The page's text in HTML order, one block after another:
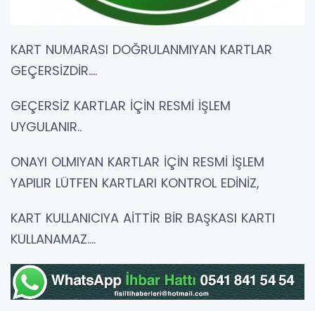
KART NUMARASI DOĞRULANMIYAN KARTLAR
GEÇERSİZDİR....
GEÇERSİZ KARTLAR İÇİN RESMİ İŞLEM
UYGULANIR..
ONAYI OLMIYAN KARTLAR İÇİN RESMİ İŞLEM
YAPILIR LÜTFEN KARTLARI KONTROL EDİNİZ,
KART KULLANICIYA AİTTİR BİR BAŞKASI KARTI
KULLANAMAZ....